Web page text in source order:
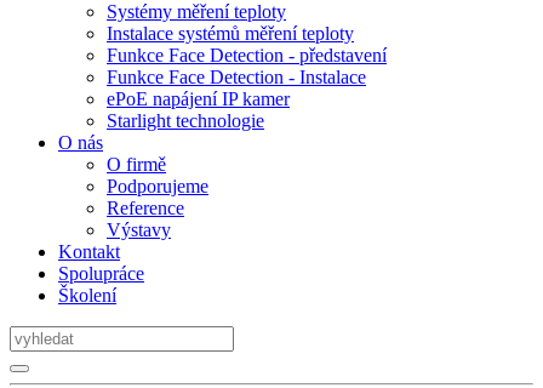
Systémy měření teploty
Instalace systémů měření teploty
Funkce Face Detection - představení
Funkce Face Detection - Instalace
ePoE napájení IP kamer
Starlight technologie
O nás
O firmě
Podporujeme
Reference
Výstavy
Kontakt
Spolupráce
Školení